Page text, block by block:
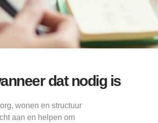
dat nodig is
wonen en structuur
aan en helpen om